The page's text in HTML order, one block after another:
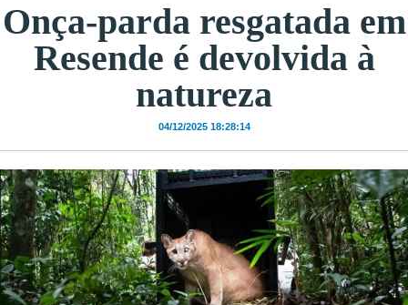
Onça-parda resgatada em
Resende é devolvida à
natureza
04/12/2025 18:28:14